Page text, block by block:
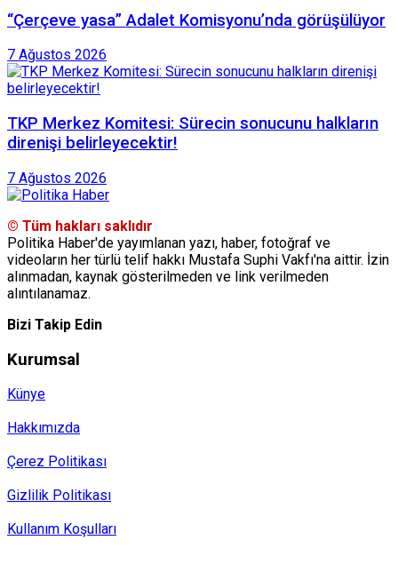
“Çerçeve yasa” Adalet Komisyonu’nda görüşülüyor
7 Ağustos 2026
TKP Merkez Komitesi: Sürecin sonucunu halkların
direnişi belirleyecektir!
7 Ağustos 2026
© Tüm hakları saklıdır
Politika Haber'de yayımlanan yazı, haber, fotoğraf ve
videoların her türlü telif hakkı Mustafa Suphi Vakfı'na aittir. İzin
alınmadan, kaynak gösterilmeden ve link verilmeden
alıntılanamaz.
Bizi Takip Edin
Kurumsal
Künye
Hakkımızda
Çerez Politikası
Gizlilik Politikası
Kullanım Koşulları